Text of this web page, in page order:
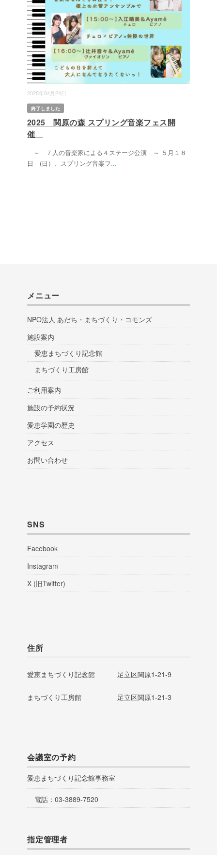
2025年04月24日
終了しました
2025 関原の森 スプリング音楽フェス開
催
～ ７人の音楽家による４ステージ公演 ～ ５月１８
日 (日）、スプリング音楽フ...
メニュー
NPO法人 あだち・まちづくり・コモンズ
施設案内
愛恵まちづくり記念館
まちづくり工房館
ご利用案内
施設の予約状況
愛恵学園の歴史
アクセス
お問い合わせ
SNS
Facebook
Instagram
X (旧Twitter)
住所
愛恵まちづくり記念館 足立区関原1-21-9
まちづくり工房館 足立区関原1-21-3
会議室の予約
愛恵まちづくり記念館事務室
電話： 03-3889-7520
指定管理者